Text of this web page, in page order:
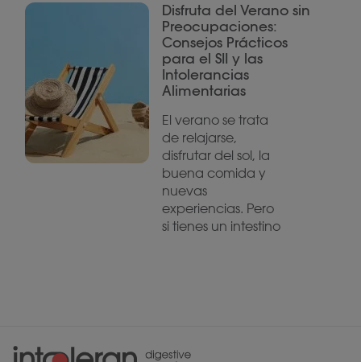
Disfruta del Verano sin
Preocupaciones:
Consejos Prácticos
para el SII y las
Intolerancias
Alimentarias
El verano se trata
de relajarse,
disfrutar del sol, la
buena comida y
nuevas
experiencias. Pero
si tienes un intestino